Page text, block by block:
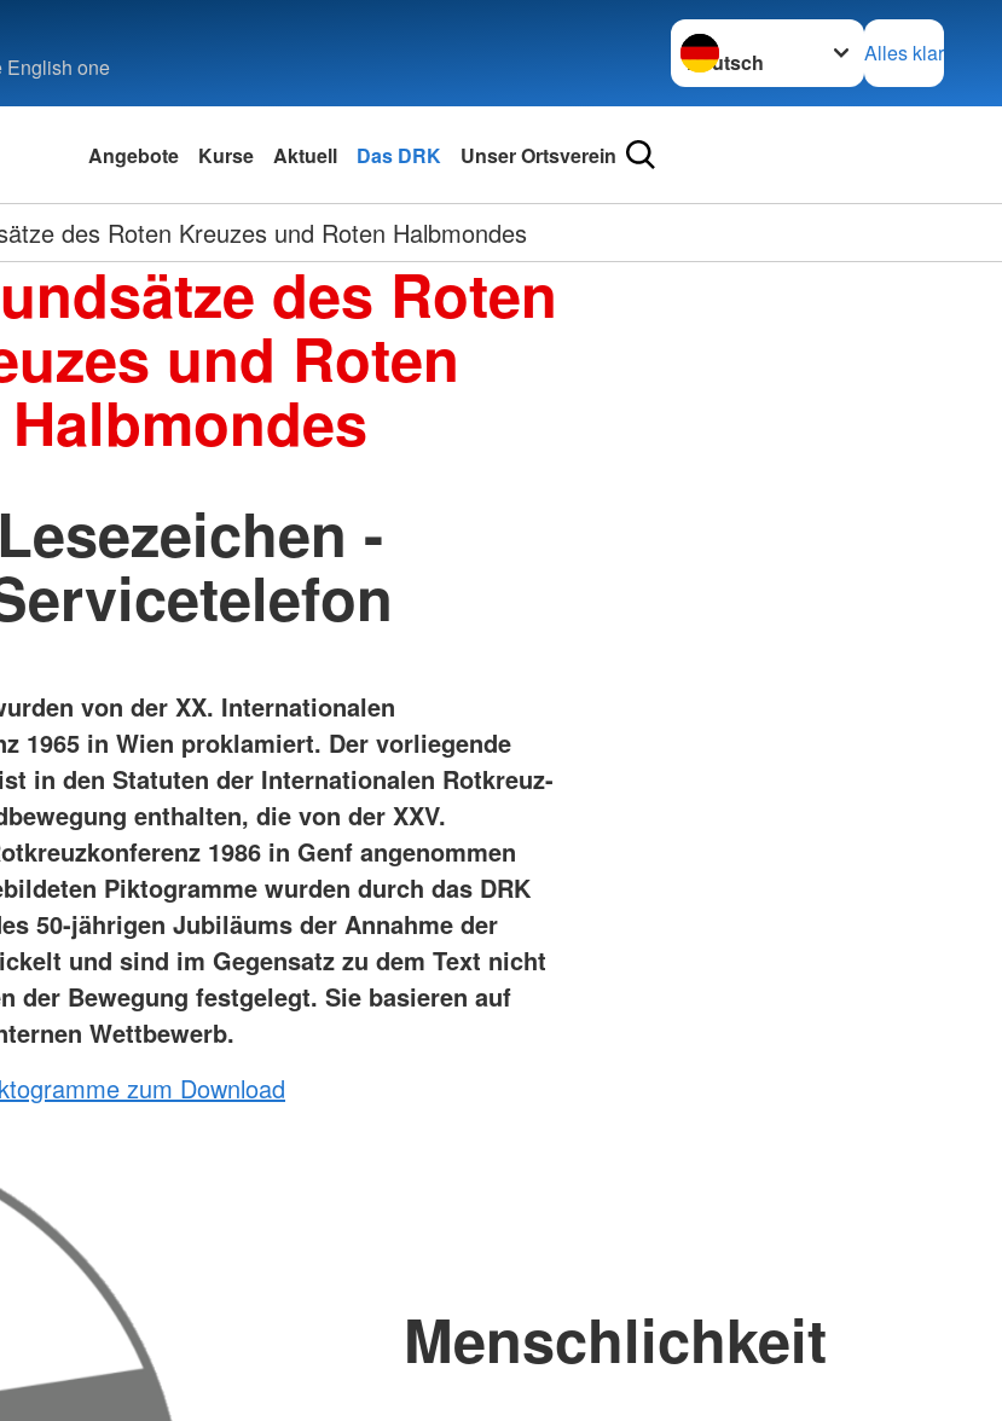
English one
Sprache wechseln zu
Alles klar
Angebote Kurse Aktuell Das DRK Unser Ortsverein
des Roten Kreuzes und Roten Halbmondes
des Roten
und Roten
Halbmondes
Lesezeichen -
von der XX. Internationalen
1965 in Wien proklamiert. Der vorliegende
in den Statuten der Internationalen Rotkreuz-
enthalten, die von der XXV.
1986 in Genf angenommen
Piktogramme wurden durch das DRK
50-jährigen Jubiläums der Annahme der
und sind im Gegensatz zu dem Text nicht
der Bewegung festgelegt. Sie basieren auf
Wettbewerb.
zum Download
Menschlichkeit